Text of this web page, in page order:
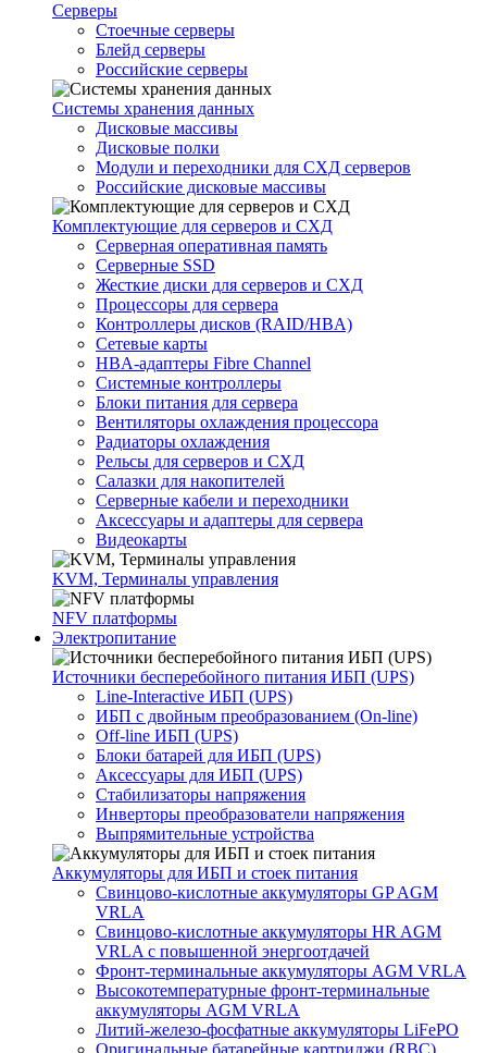
Серверы
Стоечные серверы
Блейд серверы
Российские серверы
Системы хранения данных
Дисковые массивы
Дисковые полки
Модули и переходники для СХД серверов
Российские дисковые массивы
Комплектующие для серверов и СХД
Серверная оперативная память
Серверные SSD
Жесткие диски для серверов и СХД
Процессоры для сервера
Контроллеры дисков (RAID/HBA)
Сетевые карты
HBA-адаптеры Fibre Channel
Системные контроллеры
Блоки питания для сервера
Вентиляторы охлаждения процессора
Радиаторы охлаждения
Рельсы для серверов и СХД
Салазки для накопителей
Серверные кабели и переходники
Аксессуары и адаптеры для сервера
Видеокарты
KVM, Терминалы управления
NFV платформы
Электропитание
Источники бесперебойного питания ИБП (UPS)
Line-Interactive ИБП (UPS)
ИБП с двойным преобразованием (On-line)
Off-line ИБП (UPS)
Блоки батарей для ИБП (UPS)
Аксессуары для ИБП (UPS)
Стабилизаторы напряжения
Инверторы преобразователи напряжения
Выпрямительные устройства
Аккумуляторы для ИБП и стоек питания
Свинцово-кислотные аккумуляторы GP AGM
VRLA
Свинцово-кислотные аккумуляторы HR AGM
VRLA с повышенной энергоотдачей
Фронт-терминальные аккумуляторы AGM VRLA
Высокотемпературные фронт-терминальные
аккумуляторы AGM VRLA
Литий-железо-фосфатные аккумуляторы LiFePO
Оригинальные батарейные картриджи (RBC)